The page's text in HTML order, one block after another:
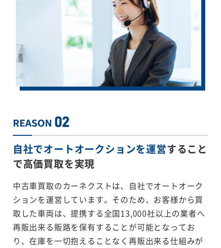
自社でオートオークションを運営すること
で高価買取を実現
中古車買取のカーネクストは、自社でオートオーク
ションを運営しています。そのため、お客様から買
取した車両は、提携する全国13,000社以上の業者へ
再販出来る販路を保有することが可能となってお
り、在庫を一切抱えることなく再販出来る仕組みが